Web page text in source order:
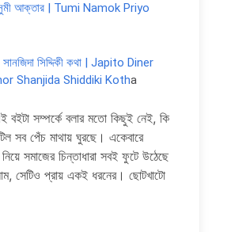
আক্তার | Tumi Namok Priyo
সানজিদা সিদ্দিকী কথা | Japito Diner
Shanjida Shiddiki Kotha
সম্পর্কে বলার মতো কিছুই নেই, কি
সব পেঁচ মাথায় ঘুরছে। একেবারে
সমাজের চিন্তাধারা সবই ফুটে উঠেছে
সেটিও প্রায় একই ধরনের। ছোটখাটো